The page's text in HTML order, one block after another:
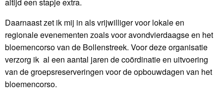
altijd een stapje extra.
Daarnaast zet ik mij in als vrijwilliger voor lokale en
regionale evenementen zoals voor avondvierdaagse en het
bloemencorso van de Bollenstreek. Voor deze organisatie
verzorg ik al een aantal jaren de coördinatie en uitvoering
van de groepsreserveringen voor de opbouwdagen van het
bloemencorso.